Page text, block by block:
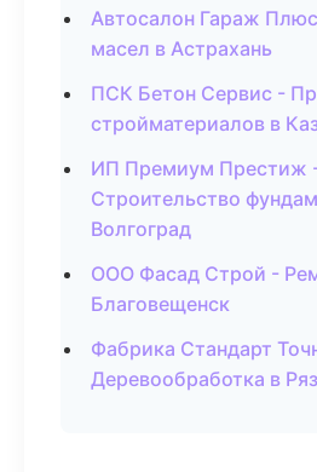
Автосалон Гараж
масел в Астрахань
ПСК Бетон Сервис -
стройматериалов в
ИП Премиум Престиж
Строительство
Волгоград
ООО Фасад Строй -
Благовещенск
Фабрика Стандарт
Деревообработка в